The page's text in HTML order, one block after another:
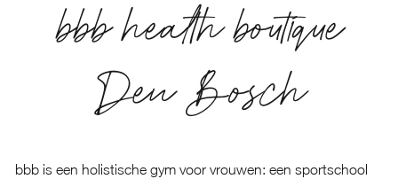
bbb health boutique
Den Bosch
bbb is een holistische gym voor vrouwen: een sportschool